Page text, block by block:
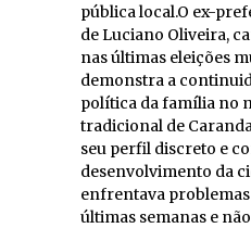
pública local.O ex-
de Luciano Oliveira,
nas últimas eleições
demonstra a
política da família no
tradicional de
seu perfil discreto e
desenvolvimento da
enfrentava problemas
últimas semanas e